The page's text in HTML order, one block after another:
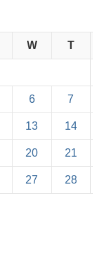
W T
6 7
13 14
20 21
27 28